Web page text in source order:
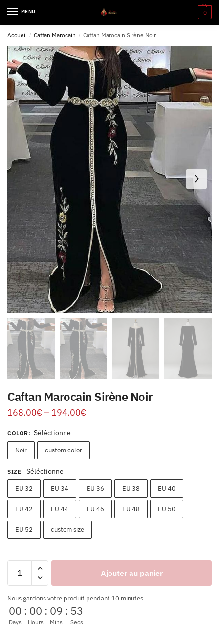
MENU 0
Accueil / Caftan Marocain / Caftan Marocain Sirène Noir
Caftan Marocain Sirène Noir
168.00€– 194.00€
COLOR: Séléctionne
Noir custom color
SIZE: Séléctionne
EU 32 EU 34 EU 36 EU 38 EU 40
EU 42 EU 44 EU 46 EU 48 EU 50
EU 52 custom size
Ajouter au panier
Nous gardons votre produit pendant 10 minutes
00
Days
: 00
Hours
: 09
Mins
: 53
Secs